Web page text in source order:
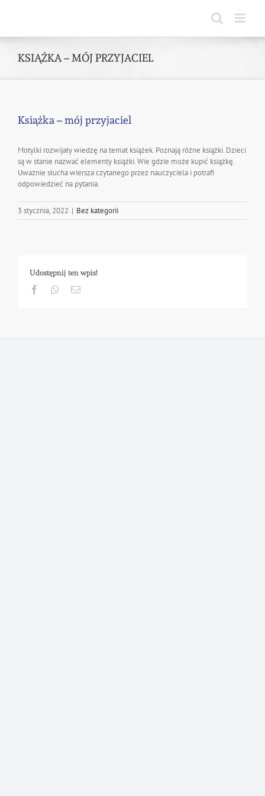
KSIĄŻKA – MÓJ PRZYJACIEL
Książka – mój przyjaciel
Motylki rozwijały wiedzę na temat książek. Poznają różne książki. Dzieci
są w stanie nazwać elementy książki. Wie gdzie może kupić książkę.
Uważnie słucha wiersza czytanego przez nauczyciela i potrafi
odpowiedzieć na pytania.
3 stycznia, 2022 | Bez kategorii
Udostępnij ten wpis!
FacebookWhatsapp
Email